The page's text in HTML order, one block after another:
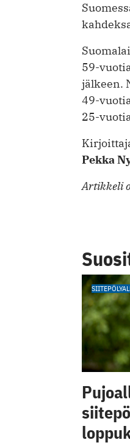
59-
jälkeen.
49-
25-
Pekka
Artikkeli